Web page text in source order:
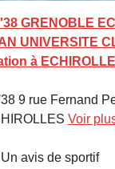
GRENOBLE
UNIVERSITE
à
9 rue Fernand
Voir
Un avis de sportif